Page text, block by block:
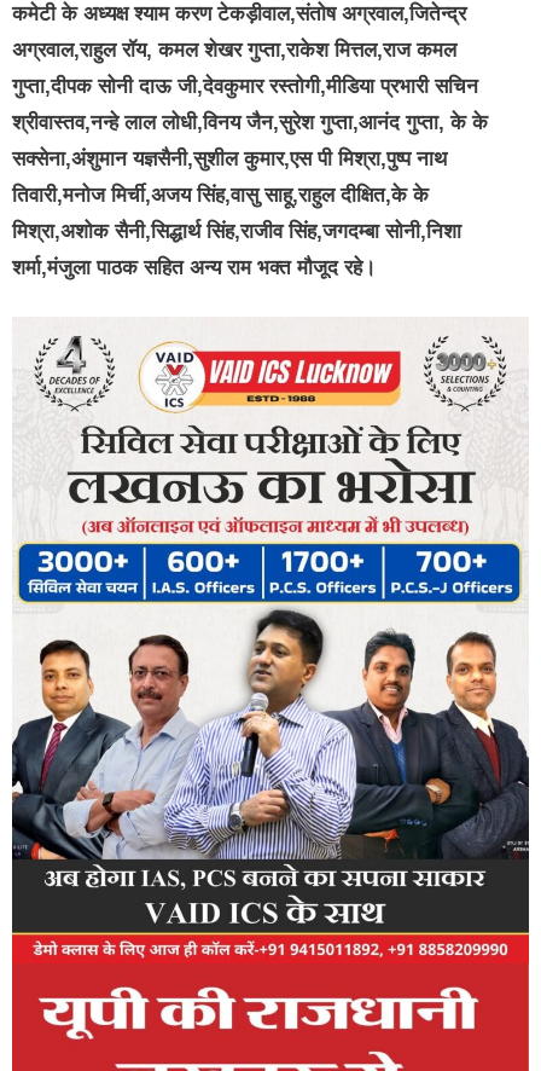
कमेटी के अध्यक्ष श्याम करण टेकड़ीवाल,संतोष अग्रवाल,जितेन्द्र
अग्रवाल,राहुल रॉय, कमल शेखर गुप्ता,राकेश मित्तल,राज कमल
गुप्ता,दीपक सोनी दाऊ जी,देवकुमार रस्तोगी,मीडिया प्रभारी सचिन
श्रीवास्तव,नन्हे लाल लोधी,विनय जैन,सुरेश गुप्ता,आनंद गुप्ता, के के
सक्सेना,अंशुमान यज्ञसैनी,सुशील कुमार,एस पी मिश्रा,पुष्प नाथ
तिवारी,मनोज मिर्ची,अजय सिंह,वासु साहू,राहुल दीक्षित,के के
मिश्रा,अशोक सैनी,सिद्धार्थ सिंह,राजीव सिंह,जगदम्बा सोनी,निशा
शर्मा,मंजुला पाठक सहित अन्य राम भक्त मौजूद रहे।